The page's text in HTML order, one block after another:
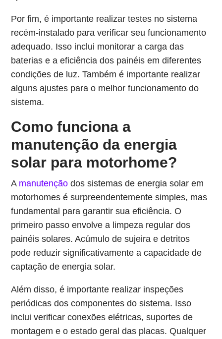
Por fim, é importante realizar testes no sistema
recém-instalado para verificar seu funcionamento
adequado. Isso inclui monitorar a carga das
baterias e a eficiência dos painéis em diferentes
condições de luz. Também é importante realizar
alguns ajustes para o melhor funcionamento do
sistema.
Como funciona a
manutenção da energia
solar para motorhome?
A manutenção dos sistemas de energia solar em
motorhomes é surpreendentemente simples, mas
fundamental para garantir sua eficiência. O
primeiro passo envolve a limpeza regular dos
painéis solares. Acúmulo de sujeira e detritos
pode reduzir significativamente a capacidade de
captação de energia solar.
Além disso, é importante realizar inspeções
periódicas dos componentes do sistema. Isso
inclui verificar conexões elétricas, suportes de
montagem e o estado geral das placas. Qualquer